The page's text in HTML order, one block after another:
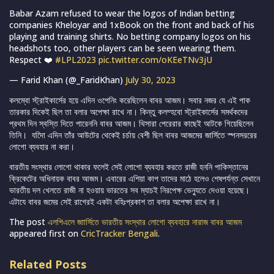
Babar Azam refused to wear the logos of Indian betting
companies Kheloyar and 1xBook on the front and back of his
playing and training shirts. No betting company logos on his
headshots too, other players can be seen wearing them.
Respect ❤️ #LPL2023 pic.twitter.com/oKEeTNv3jU
— Farid Khan (@_FaridKhan) July 30, 2023
কলম্বো স্ট্রাইকার্সের হয়ে এদিন ওপেনিং করেছিলেন বাবর আজম। সবার নজর যে এই পাক
তারকার দিকেই ছিল তা বলার অপেক্ষা রাখে না। কিন্তু কলম্হবো স্ট্রাইকার্সের সমর্থকদের
প্রথম দিন স্বস্তি দিতে পারেননি বাবর আজম। থিসারা পেরেরার কাছেই আটকে গিয়েছিলেন
তিনি। যদিো এদিন তাঁর আউটের থেকেই চর্চায় বেশী ছিল বাবর আজমের জার্সিতে স্পনসররের
লোগো ব্যবহার না করা।
বারতীয় সংস্থার লোগো থাকার ফলেই সেই লোগো ব্যবহার করতে রাজী হননি পাকিস্তানের
ক্রিকেটের অধিনায়ক বাবর আজম। এবারের এশিয়া কাপ তাদের মাঠে হলেও শেষপর্যন্ত সেখানে
ভারতীয় দল খেলতে রাজী না হওয়ায় ভারতের সব ম্যাচই নিরপেক্ষ ভেন্যুতে দেওয়া হয়েছে।
এটাযে বাবর জমের সেই রাগেরই একটা বহিঃপ্রকাশ তা বলার অপেক্ষা রাখে না।
The post এলপিএলে জাার্সিতে ভারতীয় সংস্থার লোগো ব্যবহারে নারাজ বাবর আজম
appeared first on CricTracker Bengali.
Related Posts